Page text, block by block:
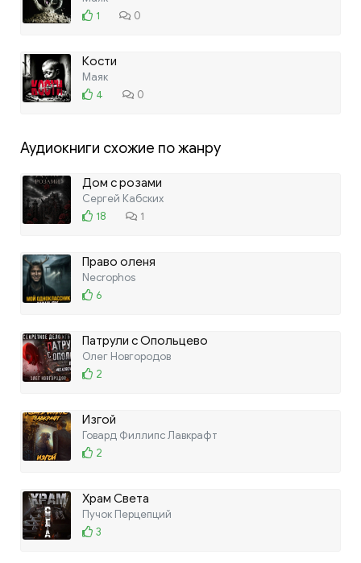
1
0
Кости
Маяк
4
0
Аудиокниги схожие по жанру
Дом с розами
Сергей Кабских
18
1
Право оленя
Necrophos
6
Патрули с Опольцево
Олег Новгородов
2
Изгой
Говард Филлипс Лавкрафт
2
Храм Света
Пучок Перцепций
3